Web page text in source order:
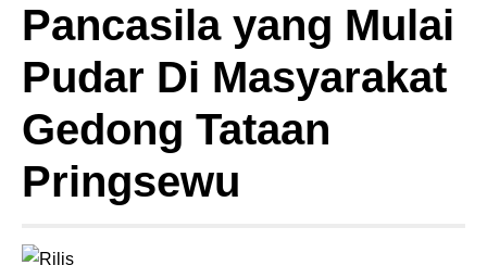
Pancasila yang Mulai
Pudar Di Masyarakat
Gedong Tataan
Pringsewu